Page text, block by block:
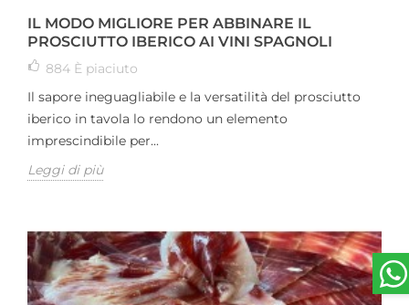
IL MODO MIGLIORE PER ABBINARE IL
PROSCIUTTO IBERICO AI VINI SPAGNOLI
884 È piaciuto
Il sapore ineguagliabile e la versatilità del prosciutto
iberico in tavola lo rendono un elemento
imprescindibile per...
Leggi di più